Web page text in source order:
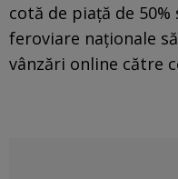
cotă de piață de
feroviare naționale
vânzări online către